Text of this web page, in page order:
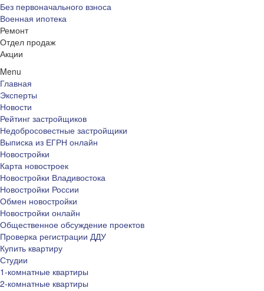
Без первоначального взноса
Военная ипотека
Ремонт
Отдел продаж
Акции
Menu
Главная
Эксперты
Новости
Рейтинг застройщиков
Недобросовестные застройщики
Выписка из ЕГРН онлайн
Новостройки
Карта новостроек
Новостройки Владивостока
Новостройки России
Обмен новостройки
Новостройки онлайн
Общественное обсуждение проектов
Проверка регистрации ДДУ
Купить квартиру
Студии
1-комнатные квартиры
2-комнатные квартиры